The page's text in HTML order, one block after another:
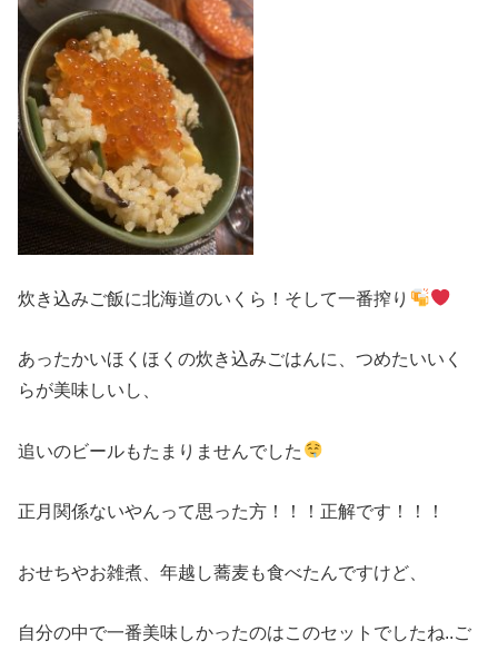
炊き込みご飯に北海道のいくら！そして一番搾り
あったかいほくほくの炊き込みごはんに、つめたいいく
らが美味しいし、
追いのビールもたまりませんでした
正月関係ないやんって思った方！！！正解です！！！
おせちやお雑煮、年越し蕎麦も食べたんですけど、
自分の中で一番美味しかったのはこのセットでしたね..ご